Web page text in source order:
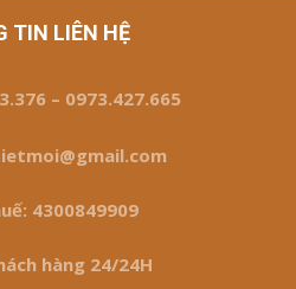
TIN LIÊN HỆ
– 0973.427.665
4300849909
hàng 24/24H